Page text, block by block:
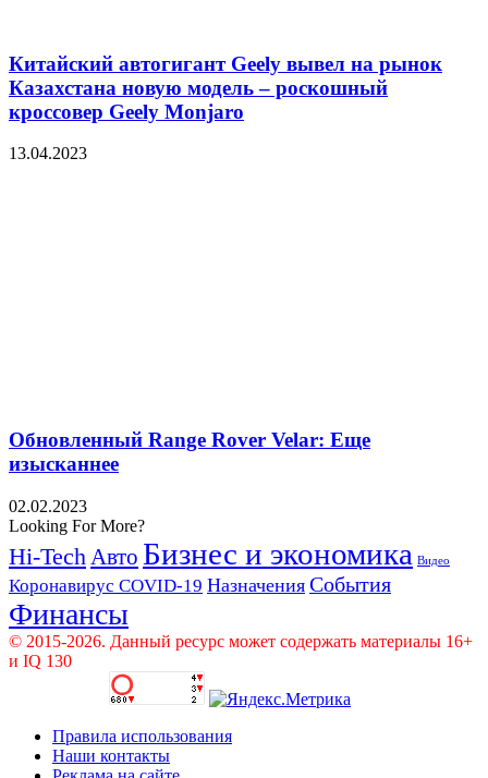
Китайский автогигант Geely вывел на рынок
Казахстана новую модель – роскошный
кроссовер Geely Monjaro
13.04.2023
Обновленный Range Rover Velar: Еще
изысканнее
02.02.2023
Looking For More?
Hi-Tech Авто Бизнес и экономика Видео
Коронавирус COVID-19 Назначения События
Финансы
© 2015-2026. Данный ресурс может содержать материалы 16+
и IQ 130
Правила использования
Наши контакты